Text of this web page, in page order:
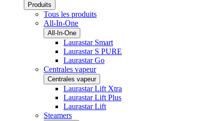
Produits
Tous les produits
All-In-One
All-In-One
Laurastar Smart
Laurastar S PURE
Laurastar Go
Centrales vapeur
Centrales vapeur
Laurastar Lift Xtra
Laurastar Lift Plus
Laurastar Lift
Steamers